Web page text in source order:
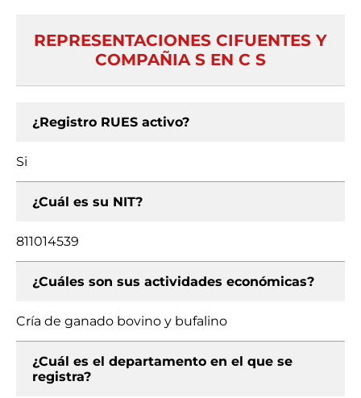
REPRESENTACIONES CIFUENTES Y
COMPAÑIA S EN C S
¿Registro RUES activo?
Si
¿Cuál es su NIT?
811014539
¿Cuáles son sus actividades económicas?
Cría de ganado bovino y bufalino
¿Cuál es el departamento en el que se
registra?